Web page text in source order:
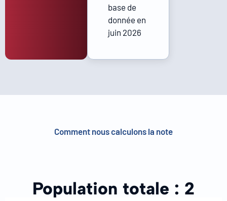
base de
donnée en
juin 2026
Comment nous calculons la note
Population totale : 2